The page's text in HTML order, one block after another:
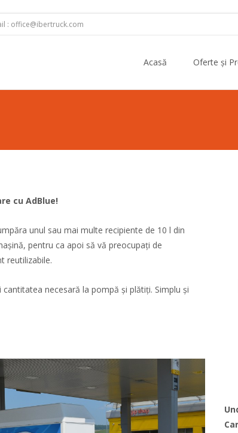
: office@ibertruck.com
Acasă
Oferte și
cu AdBlue!
unul sau mai multe recipiente de 10 l din
pentru ca apoi să vă preocupați de
reutilizabile.
necesară la pompă și plătiți. Simplu și